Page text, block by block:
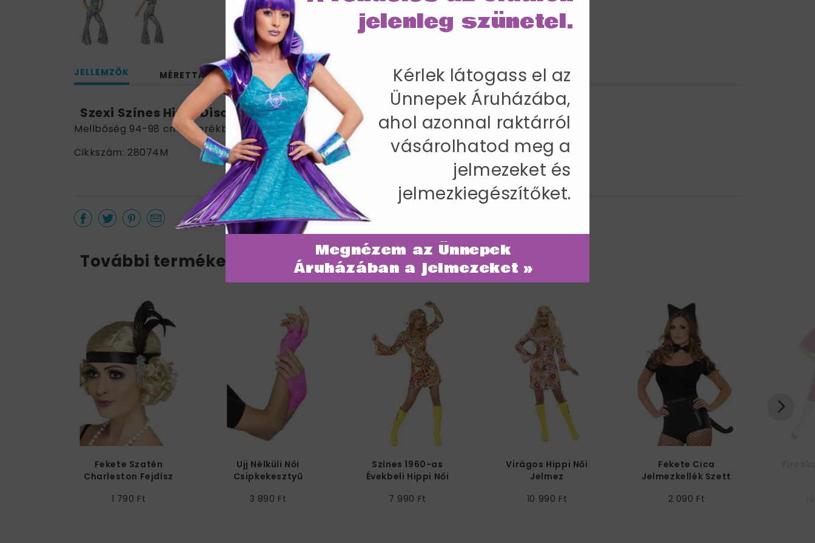
JELLEMZŐK MÉRETTÁBLÁZAT SZÁLLÍTÁS
Szexi Színes Hippi Disco Királynő Jelmez Nőknek Overállal - M
Mellbőség 94-98 cm / Derékbőség 74-77 cm / Csípőméret 100-104 cm / Belső lábhossz 83 cm
Cikkszám: 28074M
További termékek a kategóriában
Fekete Szatén
Charleston Fejdísz
1 790 Ft
Ujj Nélküli Női
Csipkekesztyű
3 890 Ft
Színes 1960-as
Évekbeli Hippi Női
7 990 Ft
Virágos Hippi Női
Jelmez
10 990 Ft
Fekete Cica
Jelmezkellék Szett
2 090 Ft
Megnézem az Ünnepek
Áruházában a jelmezeket »
Kérlek látogass el az
Ünnepek Áruházába,
ahol azonnal raktárról
vásárolhatod meg a
jelmezeket és
jelmezkiegészítőket.
jelenleg szünetel.